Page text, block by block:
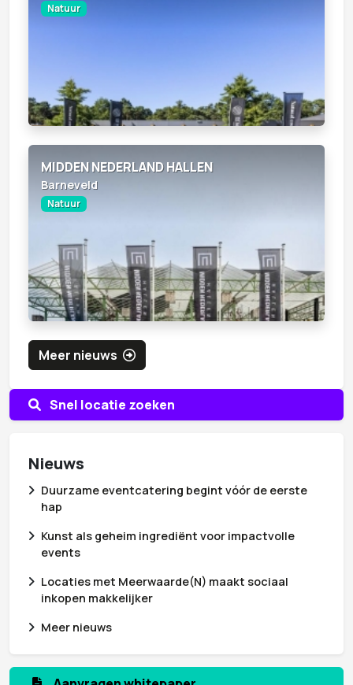
Snel locatie zoeken
Nieuws
Duurzame eventcatering begint vóór de eerste
hap
Kunst als geheim ingrediënt voor impactvolle
events
Locaties met Meerwaarde(N) maakt sociaal
inkopen makkelijker
Meer nieuws
Natuur
MIDDEN NEDERLAND HALLEN
Barneveld
Natuur
Meer nieuws